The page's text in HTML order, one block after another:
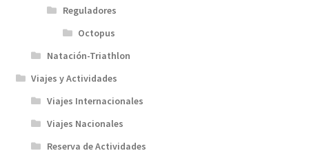
Reguladores
Octopus
Natación-Triathlon
Viajes y Actividades
Viajes Internacionales
Viajes Nacionales
Reserva de Actividades